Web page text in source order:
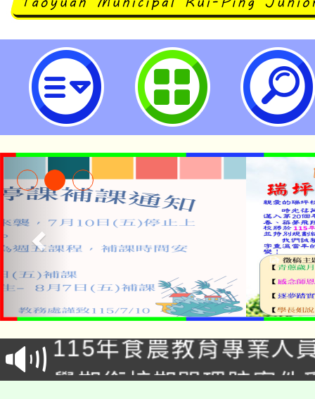
neilrpjhstyc網站設計者：徐嘉
淨零綠生活教案入校路
會
115年食農教育專業人
程
學期銜接期間理賠案件